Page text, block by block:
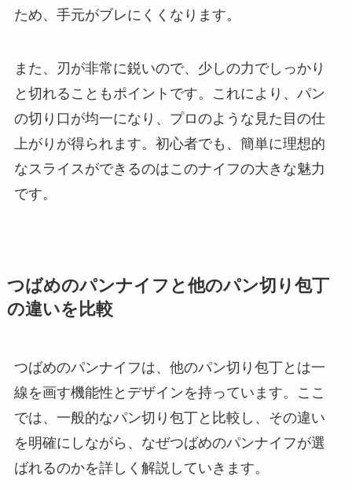
ため、手元がブレにくくなります。
また、刃が非常に鋭いので、少しの力でしっかり
と切れることもポイントです。これにより、パン
の切り口が均一になり、プロのような見た目の仕
上がりが得られます。初心者でも、簡単に理想的
なスライスができるのはこのナイフの大きな魅力
です。
つばめのパンナイフと他のパン切り包丁
の違いを比較
つばめのパンナイフは、他のパン切り包丁とは一
線を画す機能性とデザインを持っています。ここ
では、一般的なパン切り包丁と比較し、その違い
を明確にしながら、なぜつばめのパンナイフが選
ばれるのかを詳しく解説していきます。